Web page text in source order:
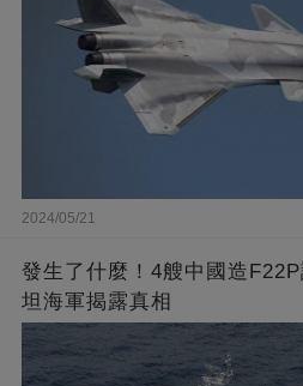
2024/05/21
發生了什麼！4艘中國造
坦海軍揭露真相